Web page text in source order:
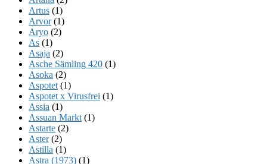
Artus (1)
Arvor(1)
Aryo (2)
As (1)
Asaja (2)
Asche Sämling 420 (1)
Asoka (2)
Aspotet (1)
Aspotet x Virusfrei (1)
Assia (1)
Assuan Markt (1)
Astarte (2)
Aster(2)
Astilla (1)
Astra (1973) (1)